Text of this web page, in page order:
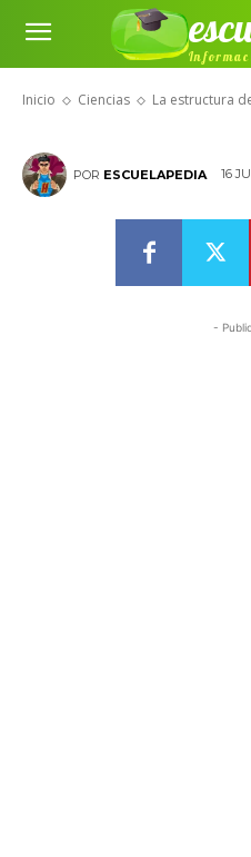
Inicio Ciencias La estructura
La estructura
POR ESCUELAPEDIA 16
-